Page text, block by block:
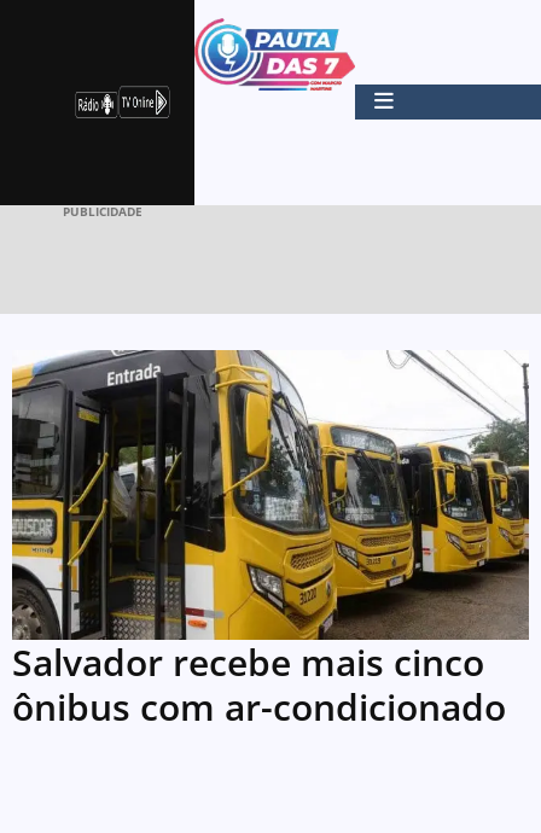
PUBLICIDADE
Salvador recebe mais cinco
ônibus com ar-condicionado